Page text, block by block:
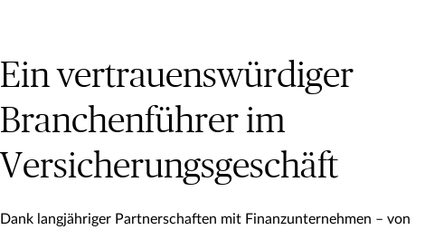
Ein vertrauenswürdiger
Branchenführer im
Versicherungsgeschäft
Dank langjähriger Partnerschaften mit Finanzunternehmen – von